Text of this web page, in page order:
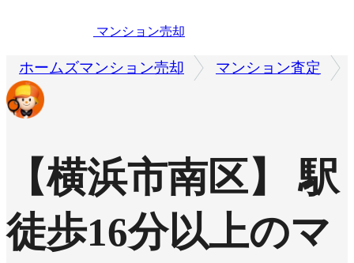
マンション売却
ホームズマンション売却 マンション査定
【横浜市南区】 駅
徒歩16分以上のマ